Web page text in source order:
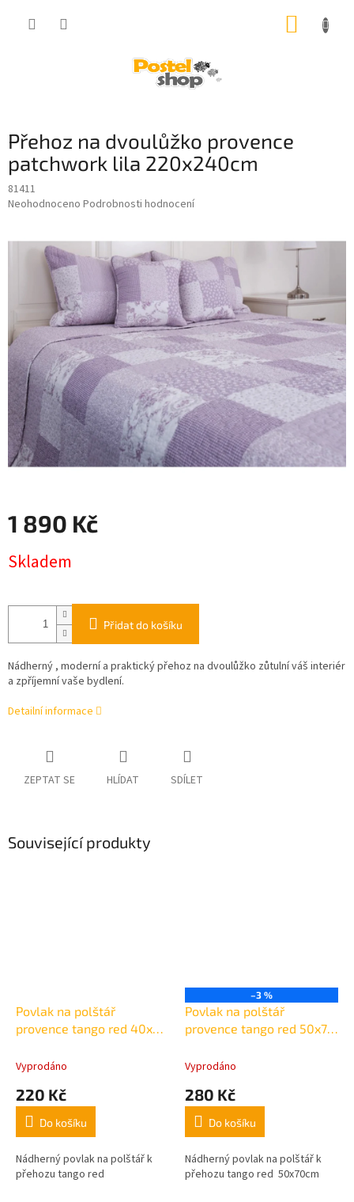
Přehoz na dvoulůžko provence
patchwork lila 220x240cm
81411
Průměrné
hvězdiček.
Neohodnoceno Podrobnosti hodnocení
1 890 Kč
cena:
Skladem
Přidat do košíku
Nádherný , moderní a praktický přehoz na dvoulůžko zůtulní váš interiér
a zpříjemní vaše bydlení.
Detailní informace
ZEPTAT SE HLÍDAT SDÍLET
Související produkty
Povlak na polštář
provence tango red 40x40
Vyprodáno
220 Kč
Do košíku
Nádherný povlak na polštář k
přehozu tango red
–3 %
Povlak na polštář
provence tango red 50x70
Vyprodáno
280 Kč
Do košíku
Nádherný povlak na polštář k
přehozu tango red 50x70cm